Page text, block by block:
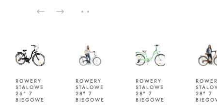
ROWERY
STALOWE
26" 7
BIEGOWE
ROWERY
STALOWE
28" 7
BIEGOWE
ROWERY
STALOWE
28" 7
BIEGOWE
28" 7